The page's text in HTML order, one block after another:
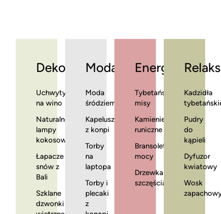
Dekoracje
Uchwyty
na wino
Naturalne
lampy
kokosowe
Łapacze
snów z
Bali
Szklane
dzwonki
Moda
Moda
śródziemnomorska
Kapelusze
z konpi
Torby
na
laptopa
Torby i
plecaki
z
Energia
Tybetańskie
misy
Kamienie
runiczne
Bransoletki
mocy
Drzewka
szczęścia
Relaks
Kadzidła
Pudry
do
kąpieli
Dyfuzor
kwiatowy
Wosk